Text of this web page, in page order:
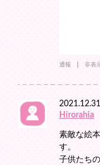
通報 非表
2021.12.31
Hirorahia
素敵な絵
す。
子供たち